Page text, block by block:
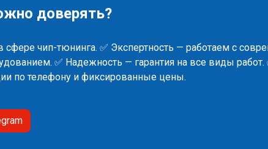
доверять?
сфере чип-тюнинга. ✅ Экспертность — работаем с
✅ Надежность — гарантия на все виды работ.
по телефону и фиксированные цены.